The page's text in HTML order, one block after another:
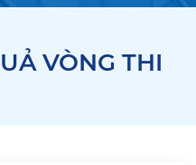
VÒNG THI